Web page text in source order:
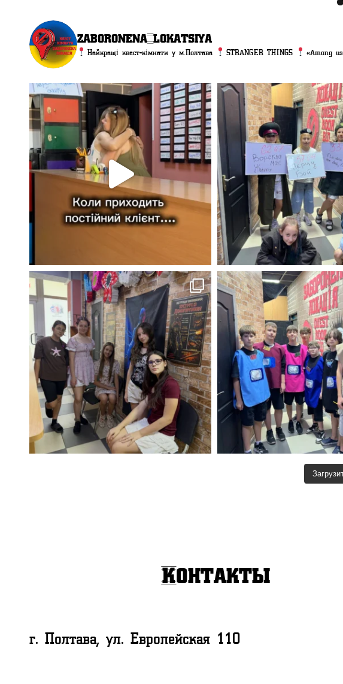
zaboronena_lokatsiya
Найкращі квест-кімнати у м.Полтава STRANGER THINGS «Among
Контакты
г. Полтава, ул. Европейская 110